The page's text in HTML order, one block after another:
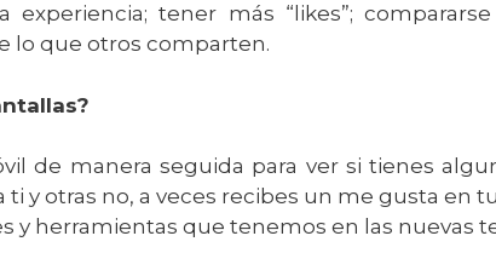
tener más “likes”;
lo que otros comparten.
de manera seguida para ver si tienes
y otras no, a veces recibes un me gusta en
y herramientas que tenemos en las nuevas